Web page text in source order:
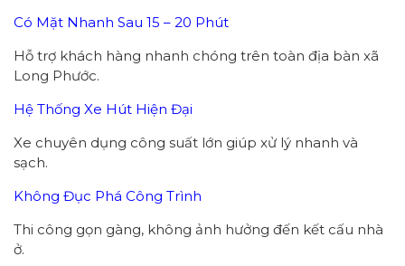
Có Mặt Nhanh Sau 15 – 20 Phút
Hỗ trợ khách hàng nhanh chóng trên toàn địa bàn xã
Long Phước.
Hệ Thống Xe Hút Hiện Đại
Xe chuyên dụng công suất lớn giúp xử lý nhanh và
sạch.
Không Đục Phá Công Trình
Thi công gọn gàng, không ảnh hưởng đến kết cấu nhà
ở.